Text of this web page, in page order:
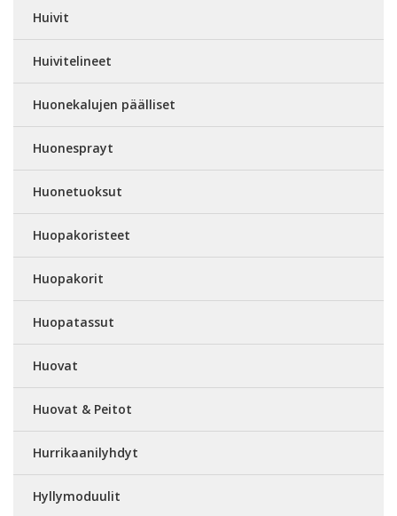
Huivit
Huivitelineet
Huonekalujen päälliset
Huonesprayt
Huonetuoksut
Huopakoristeet
Huopakorit
Huopatassut
Huovat
Huovat & Peitot
Hurrikaanilyhdyt
Hyllymoduulit